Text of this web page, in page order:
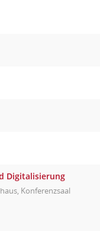
Digitalisierung
Konferenzsaal